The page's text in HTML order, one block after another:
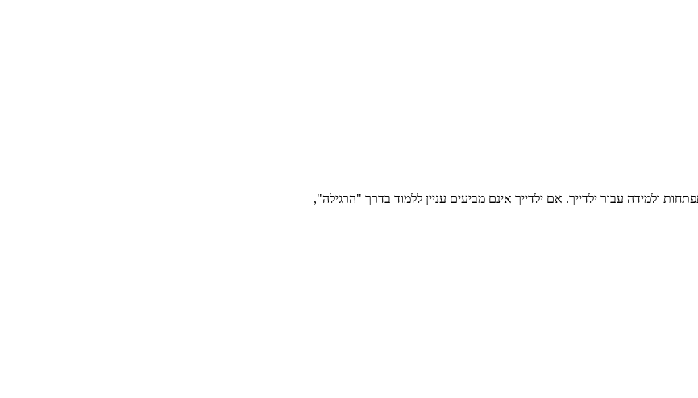
ולמידה עבור ילדייך. אם ילדייך אינם מביעים עניין ללמוד בדרך "הרגילה",